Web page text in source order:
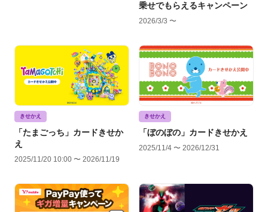
乗せでもらえるキャンペーン
2026/3/3 〜
きせかえ
「たまごっち」カードきせか
え
2025/11/20 10:00 〜 2026/11/19
きせかえ
「ぼのぼの」カードきせかえ
2025/11/4 〜 2026/12/31